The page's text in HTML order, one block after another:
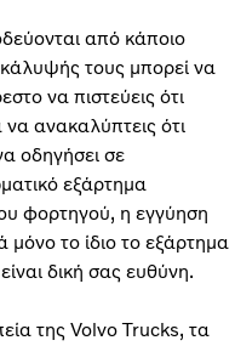
από κάποιο
τους μπορεί να
να πιστεύεις ότι
ανακαλύπτεις ότι
οδηγήσει σε
εξάρτημα
φορτηγού, η εγγύηση
μόνο το ίδιο το εξάρτημα
δική σας ευθύνη.
της Volvo Trucks, τα